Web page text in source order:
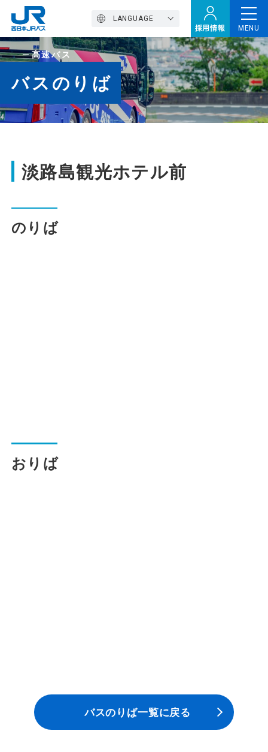
採用情報
LANGUAGE
MENU
トップページ
西バスの魅力
高速バス
定期観光バス
お問い合わせ・Q&A
高速バス
バスのりば
淡路島観光ホテル前
のりば
おりば
バスのりば一覧に戻る